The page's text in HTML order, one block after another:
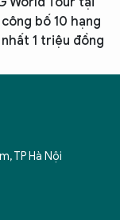
bố 10 hạng
1 triệu đồng
TP Hà Nội